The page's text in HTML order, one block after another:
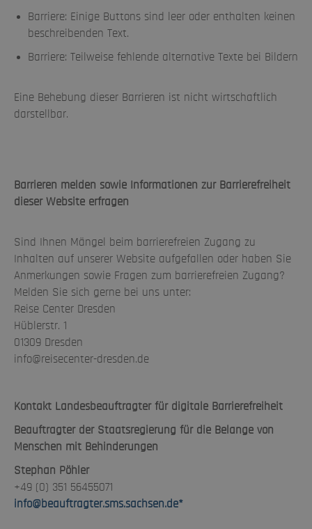
Barriere: Einige Buttons sind leer oder enthalten keinen
beschreibenden Text.
Barriere: Teilweise fehlende alternative Texte bei Bildern
Eine Behebung dieser Barrieren ist nicht wirtschaftlich
darstellbar.
Barrieren melden sowie Informationen zur Barrierefreiheit
dieser Website erfragen
Sind Ihnen Mängel beim barrierefreien Zugang zu
Inhalten auf unserer Website aufgefallen oder haben Sie
Anmerkungen sowie Fragen zum barrierefreien Zugang?
Melden Sie sich gerne bei uns unter:
Reise Center Dresden
Hüblerstr. 1
01309 Dresden
info@reisecenter-dresden.de
Kontakt Landesbeauftragter für digitale Barrierefreiheit
Beauftragter der Staatsregierung für die Belange von
Menschen mit Behinderungen
Stephan Pöhler
+49 (0) 351 56455071
info@beauftragter.sms.sachsen.de*